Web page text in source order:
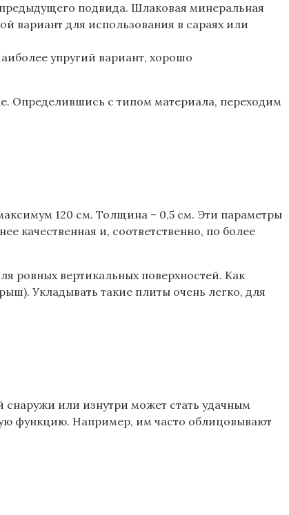
подвида. Шлаковая минеральная
вариант для использования в сараях или
упругий вариант, хорошо
Определившись с типом материала, переходим
120 см. Толщина – 0,5 см. Эти параметры
качественная и, соответственно, по более
ровных вертикальных поверхностей. Как
Укладывать такие плиты очень легко, для
снаружи или изнутри может стать удачным
функцию. Например, им часто облицовывают